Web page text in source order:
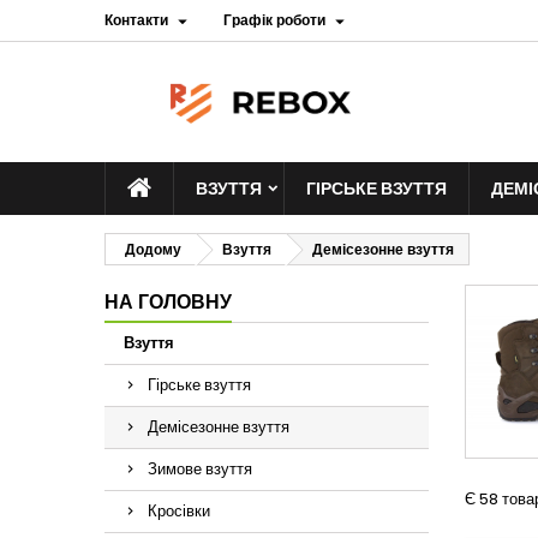
Контакти  Графік роботи 
ВЗУТТЯ ГІРСЬКЕ ВЗУТТЯ
Додому Взуття Демісезонне взуття
НА ГОЛОВНУ
Взуття
Гірське взуття
Демісезонне взуття
Зимове взуття
Кросівки
Є 58